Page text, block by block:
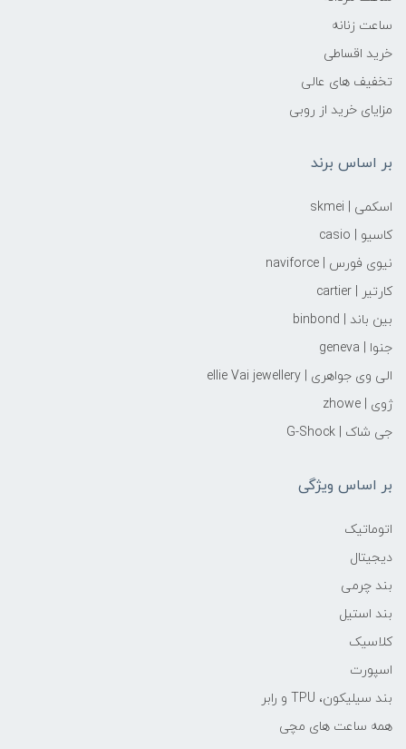
ساعت زنانه
خرید اقساطی
تخفیف های عالی
مزایای خرید از روبی
بر اساس برند
اسکمی | skmei
کاسیو | casio
نیوی فورس | naviforce
کارتیر | cartier
بین باند | binbond
جنوا | geneva
الی وی جواهری | ellie Vai‌ jewellery
ژوی | zhowe
جی شاک | G-Shock
بر اساس ویژگی
اتوماتیک
دیجیتال
بند چرمی
بند استیل
کلاسیک
اسپورت
بند سیلیکون، TPU و رابر
همه ساعت های مچی